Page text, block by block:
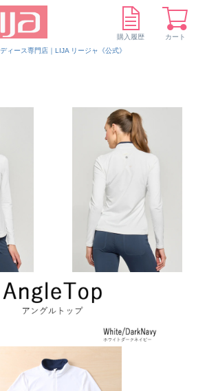
ィース専門店｜LIJA リージャ《公式》
購入履歴 カート